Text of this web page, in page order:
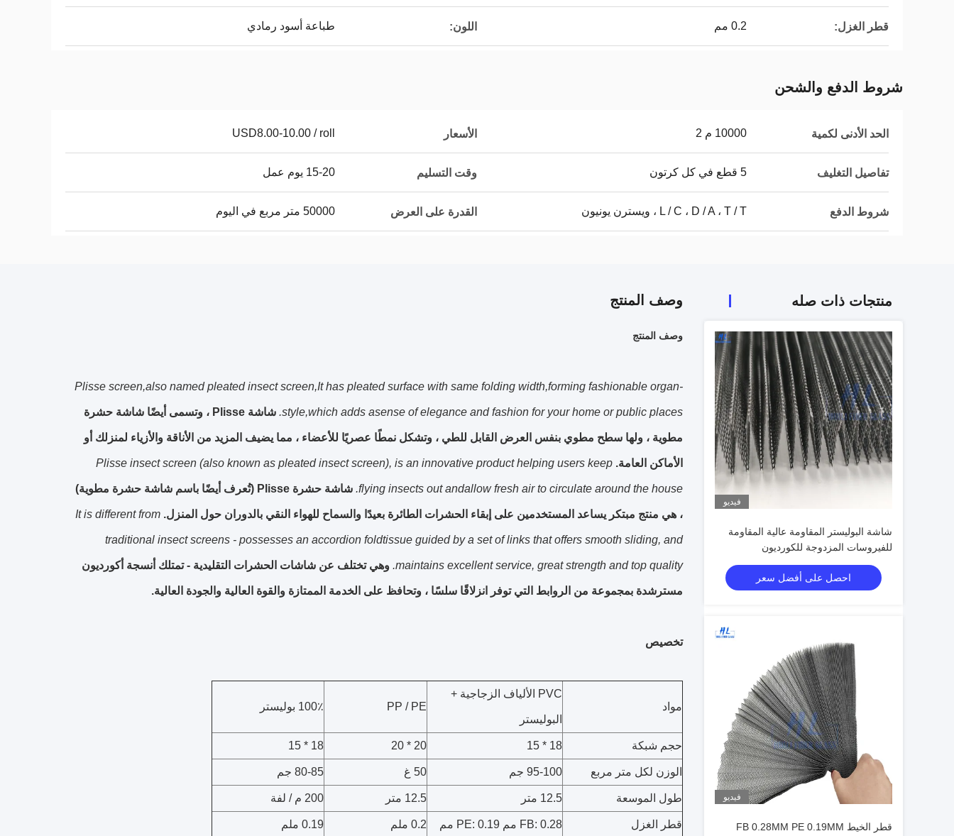
قطر الغزل: 0.2 مم اللون: طباعة أسود رمادي
شروط الدفع والشحن
الحد الأدنى لكمية 10000 م 2 الأسعار USD8.00-10.00 / roll
تفاصيل التغليف 5 قطع في كل كرتون وقت التسليم 15-20 يوم عمل
شروط الدفع L / C ، D / A ، T / T ، ويسترن يونيون القدرة على العرض 50000 متر مربع في اليوم
منتجات ذات صله
فيديو
شاشة البوليستر المقاومة عالية المقاومة
للفيروسات المزدوجة للكورديون
احصل على أفضل سعر
فيديو
قطر الخيط FB 0.28MM PE 0.19MM
وصف المنتج
وصف المنتج
Plisse screen,also named pleated insect screen,It has pleated surface with same folding width,forming fashionable organ-
style,which adds asense of elegance and fashion for your home or public places. شاشة Plisse ، وتسمى أيضًا شاشة حشرة
مطوية ، ولها سطح مطوي بنفس العرض القابل للطي ، وتشكل نمطًا عصريًا للأعضاء ، مما يضيف المزيد من الأناقة والأزياء لمنزلك أو
الأماكن العامة. Plisse insect screen (also known as pleated insect screen), is an innovative product helping users keep
flying insects out andallow fresh air to circulate around the house. شاشة حشرة Plisse (تُعرف أيضًا باسم شاشة حشرة مطوية)
، هي منتج مبتكر يساعد المستخدمين على إبقاء الحشرات الطائرة بعيدًا والسماح للهواء النقي بالدوران حول المنزل. It is different from
traditional insect screens - possesses an accordion foldtissue guided by a set of links that offers smooth sliding, and
maintains excellent service, great strength and top quality. وهي تختلف عن شاشات الحشرات التقليدية - تمتلك أنسجة أكورديون
مسترشدة بمجموعة من الروابط التي توفر انزلاقًا سلسًا ، وتحافظ على الخدمة الممتازة والقوة العالية والجودة العالية.
تخصيص
مواد
PVC الألياف الزجاجية +
البوليستر
PP / PE 100٪ بوليستر
حجم شبكة 18 * 15
20 * 20
18 * 15
الوزن لكل متر مربع 95-100 جم 50 غ 80-85 جم
طول الموسعة 12.5 متر 12.5 متر 200 م / لفة
قطر الغزل FB: 0.28 مم PE: 0.19 مم 0.2 ملم 0.19 ملم